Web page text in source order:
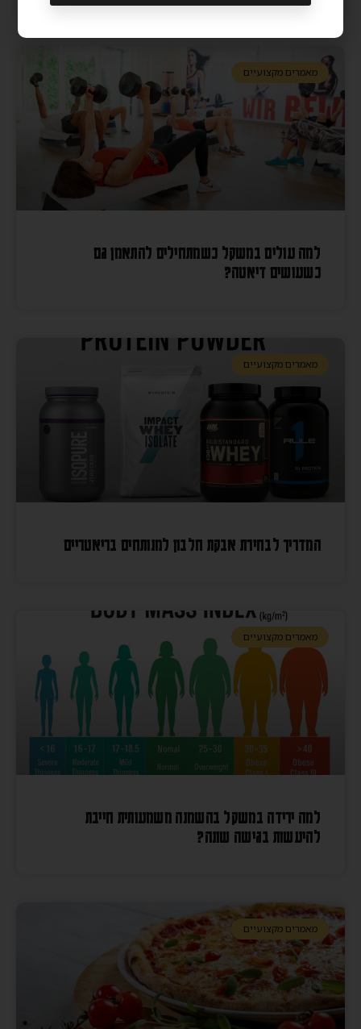
מאמרים מקצועיים
למה עולים במשקל כשמתחילים להתאמן גם
כשעושים דיאטה?
מאמרים מקצועיים
המדריך לבחירת אבקת חלבון למנותחים בריאטריים
מאמרים מקצועיים
למה ירידה במשקל בהשמנה משמעותית חייבת
להיעשות בגישה שונה?
מאמרים מקצועיים